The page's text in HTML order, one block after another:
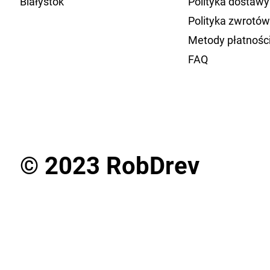
Polityka zwrotów
Metody płatności
FAQ
© 2023 RobDrev